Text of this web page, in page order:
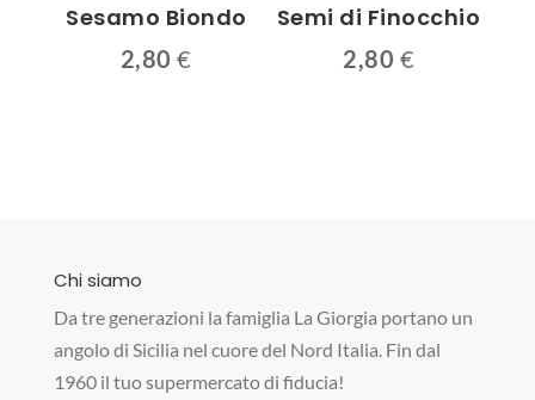
Sesamo Biondo
2,80€
Semi di Finocchio
2,80 €
Chi siamo
Da tre generazioni la famiglia La Giorgia portano un
angolo di Sicilia nel cuore del Nord Italia. Fin dal
1960 il tuo supermercato di fiducia!